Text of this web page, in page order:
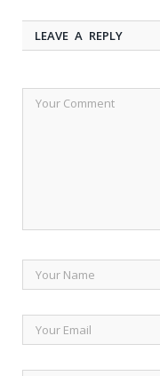
LEAVE A REPLY